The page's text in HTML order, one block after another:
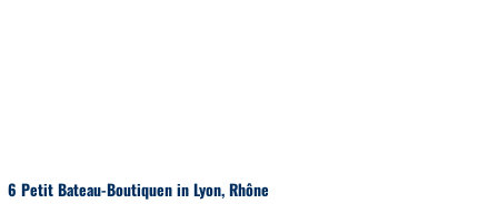
6 Petit Bateau-Boutiquen in Lyon, Rhône